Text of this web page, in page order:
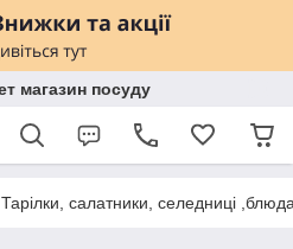
магазин посуду
Тарілки, салатники, селедниці